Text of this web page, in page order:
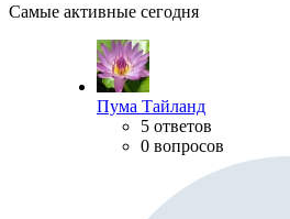
Самые активные сегодня
Пума Тайланд
5 ответов
0 вопросов